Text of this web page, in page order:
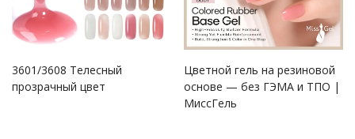
3601/3608 Телесный
прозрачный цвет
Цветной гель на резиновой
основе — без ГЭМА и ТПО |
МиссГель